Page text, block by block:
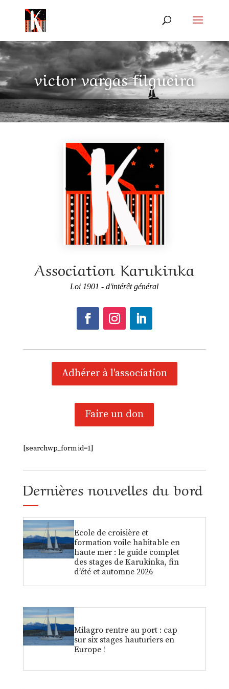
victor vargas filgueira
Association Karukinka
Loi 1901 - d'intérêt général
Adhérer à l'association
Faire un don
[searchwp_form id=1]
Dernières nouvelles du bord
Ecole de croisière et
formation voile habitable en
haute mer : le guide complet
des stages de Karukinka, fin
d’été et automne 2026
Milagro rentre au port : cap
sur six stages hauturiers en
Europe !